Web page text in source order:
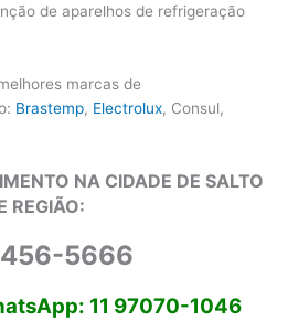
de aparelhos de refrigeração
marcas de
Brastemp, Electrolux, Consul,
NA CIDADE DE SALTO
REGIÃO:
5666
11 97070-1046